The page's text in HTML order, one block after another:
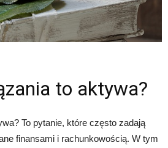
to aktywa?
To pytanie, które często zadają
finansami i rachunkowością. W tym